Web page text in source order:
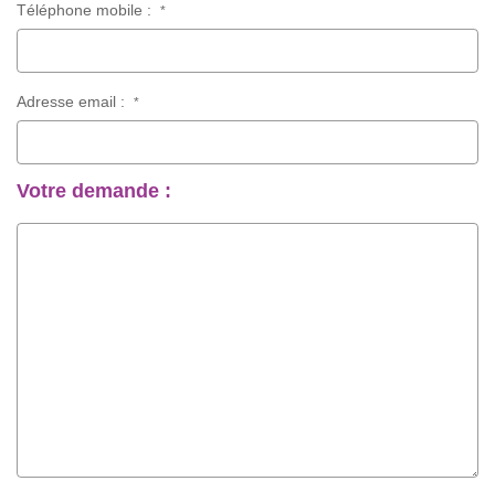
Téléphone mobile : *
Adresse email : *
Votre demande :